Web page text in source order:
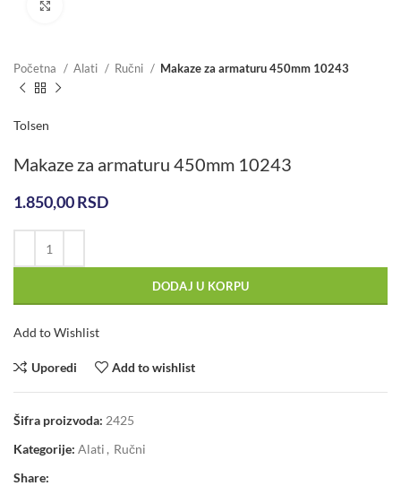
Početna Alati Ručni Makaze za armaturu 450mm 10243
Tolsen
Makaze za armaturu 450mm 10243
1.850,00RSD
DODAJ U KORPU
Add to Wishlist
Uporedi Add to wishlist
Šifra proizvoda: 2425
Kategorije: Alati , Ručni
Share: